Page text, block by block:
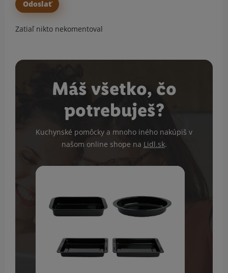
Zatiaľ nikto nekomentoval
Máš všetko, čo
potrebuješ?
Kuchynské pomôcky a mnoho iného nakúpiš v
našom online shope na Lidl.sk.